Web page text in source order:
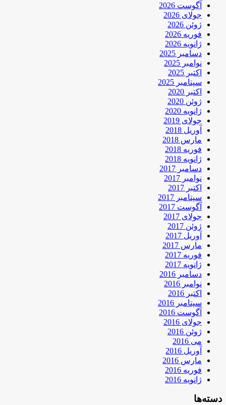
آگوست 2026
جولای 2026
ژوئن 2026
فوریه 2026
ژانویه 2026
دسامبر 2025
نوامبر 2025
اکتبر 2025
سپتامبر 2025
اکتبر 2020
ژوئن 2020
ژانویه 2020
جولای 2019
آوریل 2018
مارس 2018
فوریه 2018
ژانویه 2018
دسامبر 2017
نوامبر 2017
اکتبر 2017
سپتامبر 2017
آگوست 2017
جولای 2017
ژوئن 2017
آوریل 2017
مارس 2017
فوریه 2017
ژانویه 2017
دسامبر 2016
نوامبر 2016
اکتبر 2016
سپتامبر 2016
آگوست 2016
جولای 2016
ژوئن 2016
می 2016
آوریل 2016
مارس 2016
فوریه 2016
ژانویه 2016
دسته‌ها